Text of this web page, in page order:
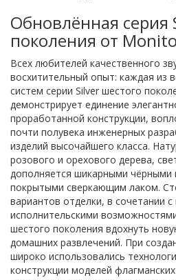
Обновлённая серия
поколения от
Всех любителей качественного
восхитительный опыт: каждая из
систем серии Silver шестого
демонстрирует единение
проработанной конструкции,
почти полувека инженерных
изделий высочайшего класса.
розового и орехового дерева,
дополняется шикарными чёрными
покрытыми сверкающим лаком.
вариантов отделки, в сочетании
исполнительскими
шестого поколения вдохнуть
домашних развлечений. При
широко использовались
конструкции моделей